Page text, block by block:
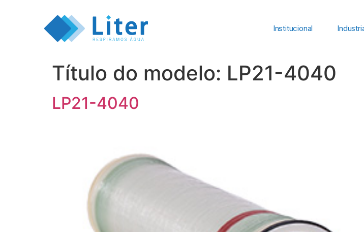
Institucional
Título do modelo: LP21-4040
LP21-4040